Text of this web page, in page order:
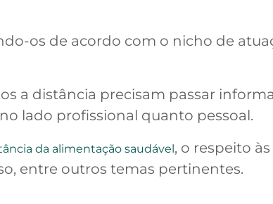
os de acordo com o nicho de
a distância precisam passar
lado profissional quanto pessoal.
da alimentação saudável, o respeito às
entre outros temas pertinentes.